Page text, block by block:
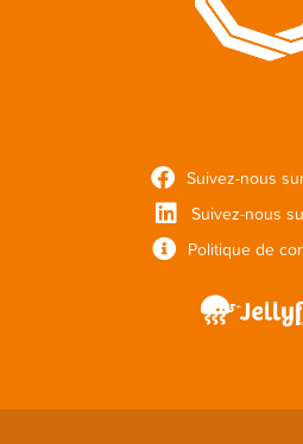
Suivez-nous
Suivez-nous
Politique de